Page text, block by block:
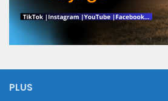
PLUS